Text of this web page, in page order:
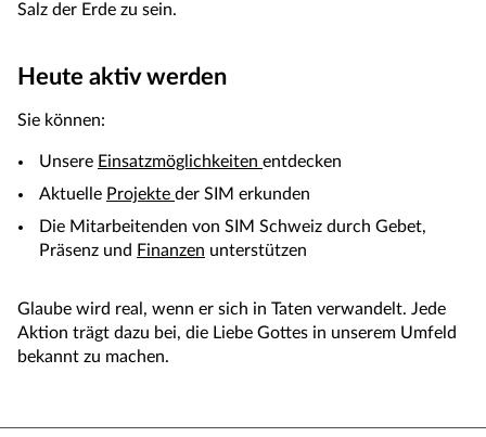
Salz der Erde zu sein.
Heute aktiv werden
Sie können:
Unsere Einsatzmöglichkeiten entdecken
Aktuelle Projekte der SIM erkunden
Die Mitarbeitenden von SIM Schweiz durch Gebet,
Präsenz und Finanzen unterstützen
Glaube wird real, wenn er sich in Taten verwandelt. Jede
Aktion trägt dazu bei, die Liebe Gottes in unserem Umfeld
bekannt zu machen.